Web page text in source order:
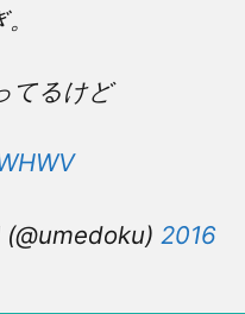
てるけど
2016